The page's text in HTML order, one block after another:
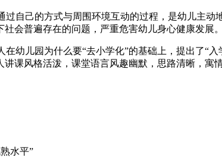
自己的方式与周围环境互动的过程，是幼儿主动
社会普遍存在的问题，严重危害幼儿身心健康发展。
幼儿园为什么要“去小学化”的基础上，提出了“
讲课风格活泼，课堂语言风趣幽默，思路清晰，寓情
水平”